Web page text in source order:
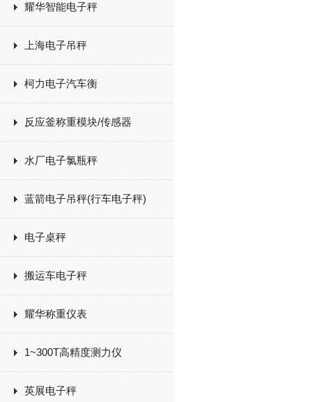
耀华智能电子秤
上海电子吊秤
柯力电子汽车衡
反应釜称重模块/传感器
水厂电子氯瓶秤
蓝箭电子吊秤(行车电子秤)
电子桌秤
搬运车电子秤
耀华称重仪表
1~300T高精度测力仪
英展电子秤